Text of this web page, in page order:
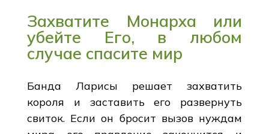
Захватите Монарха или
убейте Его, в любом
случае спасите мир
Банда Ларисы решает захватить
короля и заставить его развернуть
свиток. Если он бросит вызов нуждам